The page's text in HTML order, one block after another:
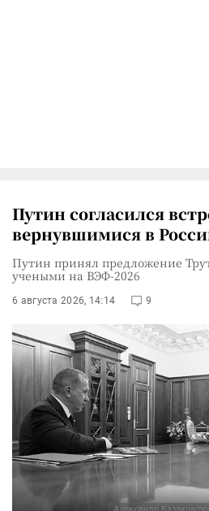
Путин согласился
вернувшимися в
Путин принял предложение
учеными на ВЭФ-2026
6 августа 2026, 14:14 9